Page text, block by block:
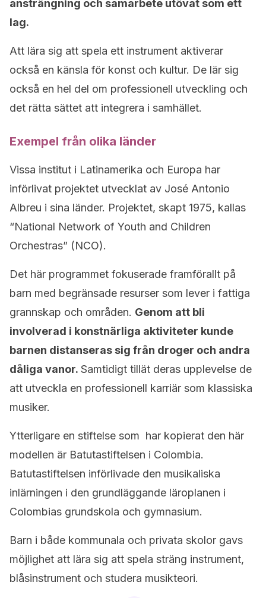
ansträngning och samarbete utövat som ett
lag.
Att lära sig att spela ett instrument aktiverar
också en känsla för konst och kultur. De lär sig
också en hel del om professionell utveckling och
det rätta sättet att integrera i samhället.
Exempel från olika länder
Vissa institut i Latinamerika och Europa har
införlivat projektet utvecklat av José Antonio
Albreu i sina länder. Projektet, skapt 1975, kallas
“National Network of Youth and Children
Orchestras” (NCO).
Det här programmet fokuserade framförallt på
barn med begränsade resurser som lever i fattiga
grannskap och områden. Genom att bli
involverad i konstnärliga aktiviteter kunde
barnen distanseras sig från droger och andra
dåliga vanor. Samtidigt tillät deras upplevelse de
att utveckla en professionell karriär som klassiska
musiker.
Ytterligare en stiftelse som har kopierat den här
modellen är Batutastiftelsen i Colombia.
Batutastiftelsen införlivade den musikaliska
inlärningen i den grundläggande läroplanen i
Colombias grundskola och gymnasium.
Barn i både kommunala och privata skolor gavs
möjlighet att lära sig att spela sträng instrument,
blåsinstrument och studera musikteori.